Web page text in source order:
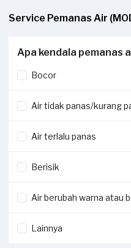
Service Pemanas Air
Apa kendala pemanas
Bocor
Air tidak panas/kurang
Air terlalu panas
Berisik
Air berubah warna atau
Lainnya